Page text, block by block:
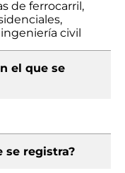
de ferrocarril,
civil
el que se
se registra?